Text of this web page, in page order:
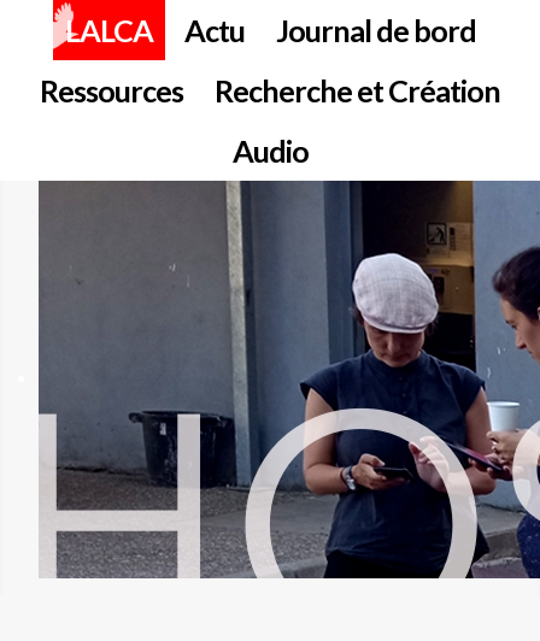
LALCA Actu
Journal de bord
Ressources
Recherche et Création
Audio